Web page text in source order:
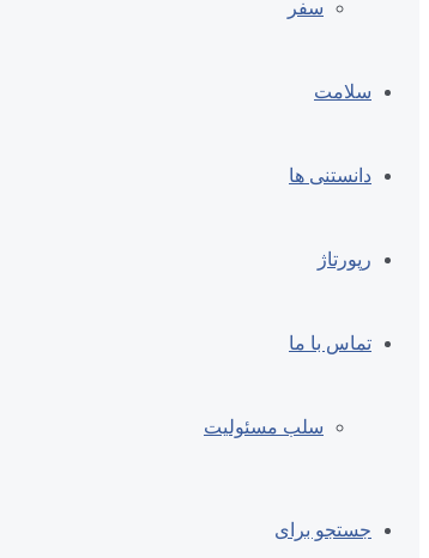
سفر
سلامت
دانستنی ها
رپورتاژ
تماس با ما
سلب مسئولیت
جستجو برای